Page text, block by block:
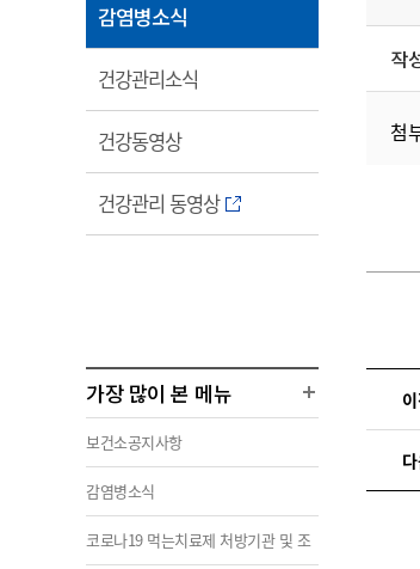
감염병소식
림
건강관리소식
림
건강동영상열
림
건강관리 동영상열
림
가장 많이 본 메뉴
보건소공지사항
감염병소식
코로나19 먹는치료제 처방기관 및 조
작
첨